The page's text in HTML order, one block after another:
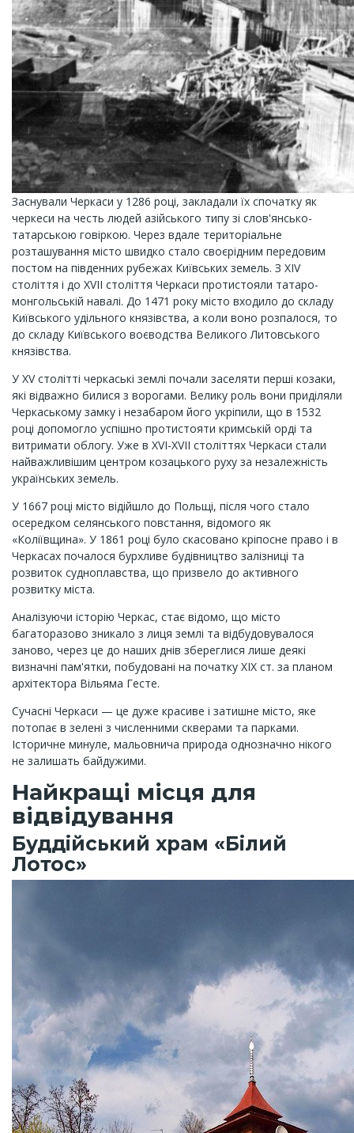
Заснували Черкаси у 1286 році, закладали їх спочатку як
черкеси на честь людей азійського типу зі слов'янсько-
татарською говіркою. Через вдале територіальне
розташування місто швидко стало своєрідним передовим
постом на південних рубежах Київських земель. З XIV
століття і до XVII століття Черкаси протистояли татаро-
монгольській навалі. До 1471 року місто входило до складу
Київського удільного князівства, а коли воно розпалося, то
до складу Київського воєводства Великого Литовського
князівства.
У XV столітті черкаські землі почали заселяти перші козаки,
які відважно билися з ворогами. Велику роль вони приділяли
Черкаському замку і незабаром його укріпили, що в 1532
році допомогло успішно протистояти кримській орді та
витримати облогу. Уже в XVI-XVII століттях Черкаси стали
найважливішим центром козацького руху за незалежність
українських земель.
У 1667 році місто відійшло до Польщі, після чого стало
осередком селянського повстання, відомого як
«Коліївщина». У 1861 році було скасовано кріпосне право і в
Черкасах почалося бурхливе будівництво залізниці та
розвиток судноплавства, що призвело до активного
розвитку міста.
Аналізуючи історію Черкас, стає відомо, що місто
багаторазово зникало з лиця землі та відбудовувалося
заново, через це до наших днів збереглися лише деякі
визначні пам'ятки, побудовані на початку XIX ст. за планом
архітектора Вільяма Гесте.
Сучасні Черкаси — це дуже красиве і затишне місто, яке
потопає в зелені з численними скверами та парками.
Історичне минуле, мальовнича природа однозначно нікого
не залишать байдужими.
Найкращі місця для
відвідування
Буддійський храм «Білий
Лотос»